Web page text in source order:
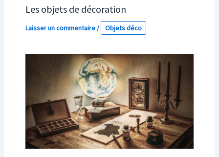
Les objets de décoration
Laisser un commentaire/ Objets déco